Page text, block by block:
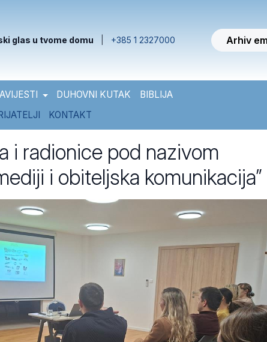
glas u tvome domu +385 1 2327000 Arhiv
DUHOVNI KUTAK
BIBLIJA
KONTAKT
i radionice pod nazivom
i obiteljska komunikacija”